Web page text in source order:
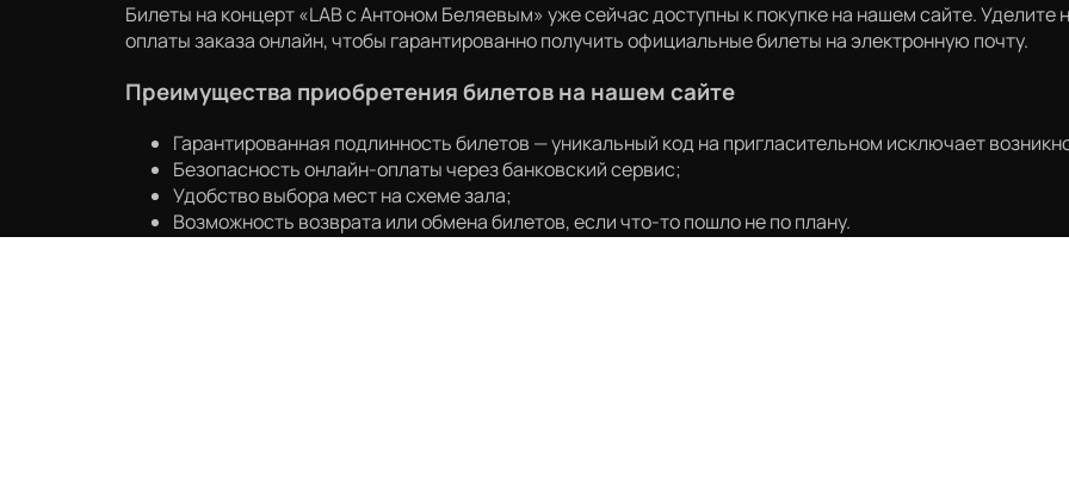
Билеты на концерт «LAB с Антоном Беляевым» уже сейчас доступны к покупке на нашем сайте. Уделите
оплаты заказа онлайн, чтобы гарантированно получить официальные билеты на электронную почту.
Преимущества приобретения билетов на нашем сайте
Гарантированная подлинность билетов — уникальный код на пригласительном исключает
Безопасность онлайн-оплаты через банковский сервис;
Удобство выбора мест на схеме зала;
Возможность возврата или обмена билетов, если что-то пошло не по плану.